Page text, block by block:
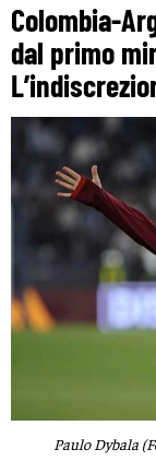
Colombia-
dal primo
Paulo Dybala